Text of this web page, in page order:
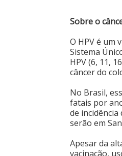
Sobre o
O HPV é um
Sistema
HPV (6, 11,
câncer do
No Brasil,
fatais por
de incidência
serão em
Apesar da
vacinação,